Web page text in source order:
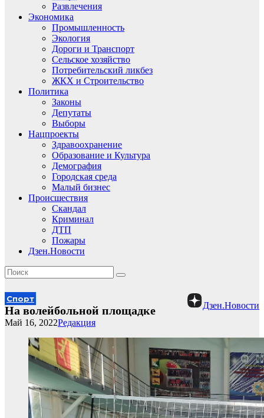
Развлечения
Экономика
Промышленность
Экология
Дороги и Транспорт
Сельское хозяйство
Потребительский ликбез
ЖКХ и Строительство
Политика
Законы
Депутаты
Выборы
Нацпроекты
Здравоохранение
Образование и Культура
Демография
Городская среда
Малый бизнес
Происшествия
Скандал
Криминал
ДТП
Пожары
Дзен.Новости
Дзен.Новости
Спорт
На волейбольной площадке
Редакция
Май 16, 2022